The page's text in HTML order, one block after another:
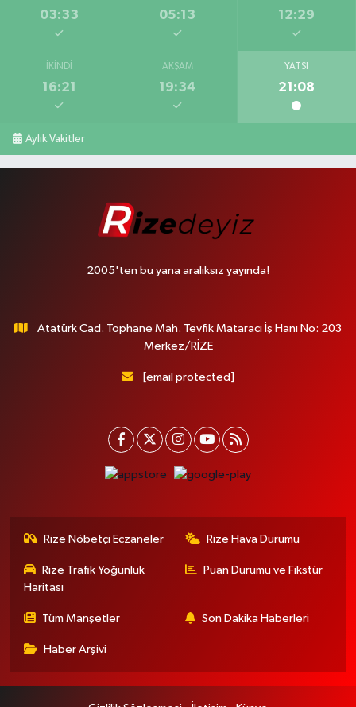
03:33 05:13 12:29
İKINDI
16:21
AKŞAM
19:34
YATSI
21:08
Aylık Vakitler
2005'ten bu yana aralıksız yayında!
Atatürk Cad. Tophane Mah. Tevfik Mataracı İş Hanı No: 203
Merkez/RİZE
[email protected]
Rize Nöbetçi Eczaneler Rize Hava Durumu
Rize Trafik Yoğunluk
Haritası
Puan Durumu ve Fikstür
Tüm Manşetler Son Dakika Haberleri
Haber Arşivi